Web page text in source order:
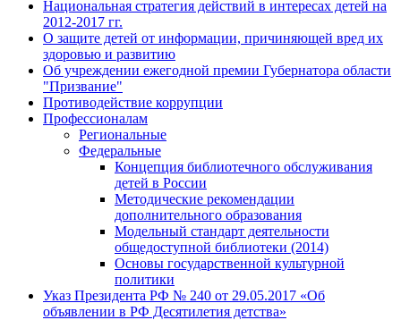
Национальная стратегия действий в интересах детей на
2012-2017 гг.
О защите детей от информации, причиняющей вред их
здоровью и развитию
Об учреждении ежегодной премии Губернатора области
"Призвание"
Противодействие коррупции
Профессионалам
Региональные
Федеральные
Концепция библиотечного обслуживания
детей в России
Методические рекомендации
дополнительного образования
Модельный стандарт деятельности
общедоступной библиотеки (2014)
Основы государственной культурной
политики
Указ Президента РФ № 240 от 29.05.2017 «Об
объявлении в РФ Десятилетия детства»